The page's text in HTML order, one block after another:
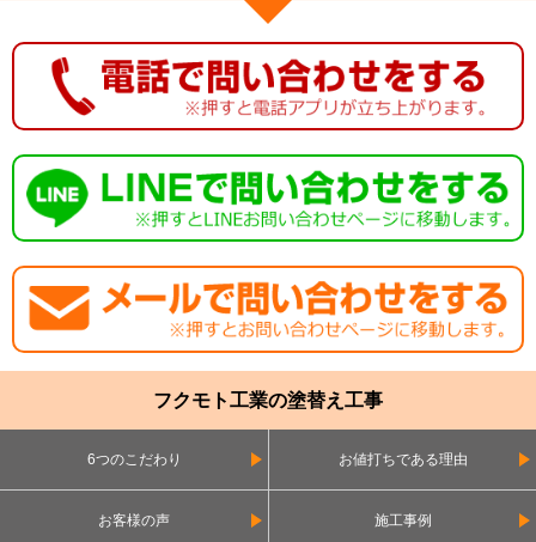
フクモト工業の塗替え工事
6つのこだわり お値打ちである理由
お客様の声 施工事例